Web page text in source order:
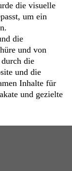
die visuelle
um ein
die
und von
die
und die
Inhalte für
und gezielte